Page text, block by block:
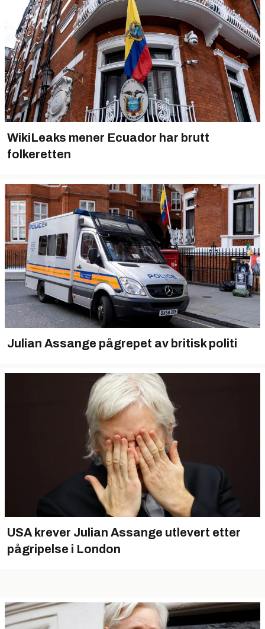
WikiLeaks mener Ecuador har brutt
folkeretten
Julian Assange pågrepet av britisk politi
USA krever Julian Assange utlevert etter
pågripelse i London